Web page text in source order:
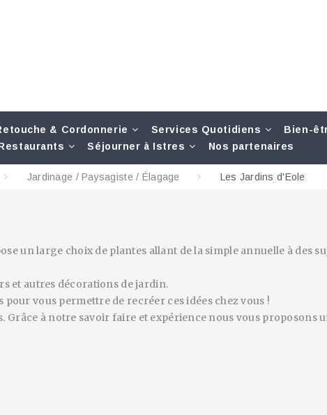
& Cordonnerie Services Quotidiens
Bien-
Séjourner à Istres Nos partenaires
Jardinage / Paysagiste / Élagage Les Jardins d'Eole
un large choix de plantes allant de la simple annuelle à des
et autres décorations de jardin.
pour vous permettre de recréer ces idées chez vous !
Grâce à notre savoir faire et expérience nous vous proposons